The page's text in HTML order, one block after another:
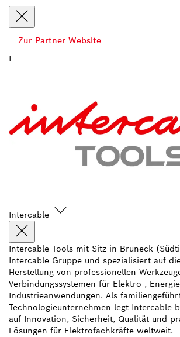
Zur Partner Website
I
Intercable
Intercable Tools mit Sitz in Bruneck
Intercable Gruppe und spezialisiert auf
Herstellung von professionellen
Verbindungssystemen für Elektro ,
Industrieanwendungen. Als
Technologieunternehmen legt Intercable
auf Innovation, Sicherheit, Qualität und
Lösungen für Elektrofachkräfte weltweit.